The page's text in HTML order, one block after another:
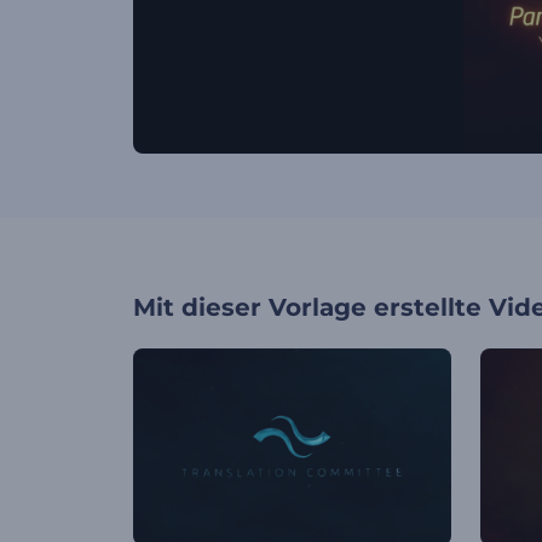
Mit dieser Vorlage erstellte